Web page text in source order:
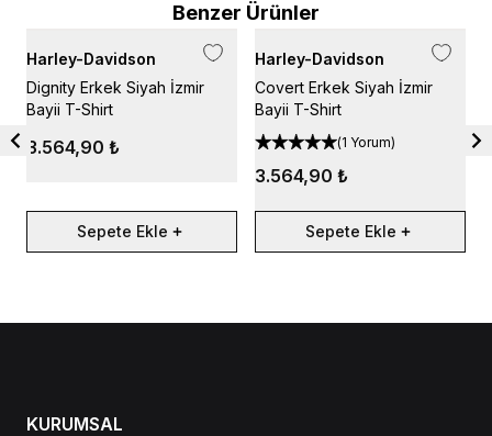
Benzer Ürünler
Harley-Davidson
Dignity Erkek Siyah İzmir
Bayii T-Shirt
3.564,90 ₺
Sepete Ekle
Harley-Davidson
Covert Erkek Siyah İzmir
Bayii T-Shirt
(1 Yorum)
3.564,90 ₺
Sepete Ekle
KURUMSAL